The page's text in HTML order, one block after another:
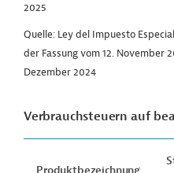
2025
Quelle: Ley del Impuesto
der Fassung vom 12. November
Dezember 2024
Verbrauchsteuern auf
Produktbezeichnung